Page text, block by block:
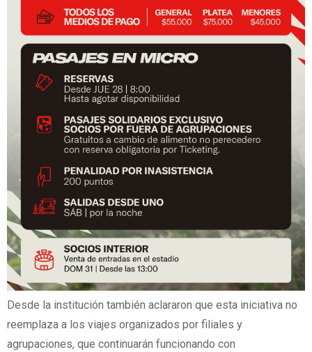
Desde la institución también aclararon que esta iniciativa no
reemplaza a los viajes organizados por filiales y
agrupaciones, que continuarán funcionando con